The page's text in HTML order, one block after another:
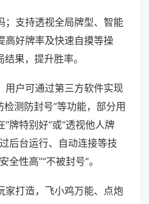
；支持透视全局牌型、智能
高好牌率及快速自摸等操
果，提升胜率。
用户可通过第三方软件实现
检测防封号”等功能，部分用
牌特别好”或“透视他人牌
后台运行、自动连接等技
性高”“不被封号”。
家打造，飞小鸡万能、点炮